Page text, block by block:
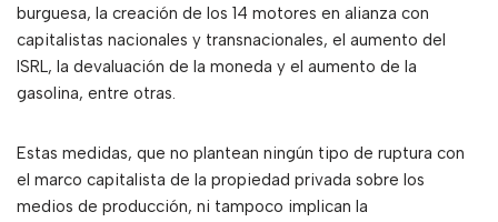
burguesa, la creación de los 14 motores en alianza con
capitalistas nacionales y transnacionales, el aumento del
ISRL, la devaluación de la moneda y el aumento de la
gasolina, entre otras.
Estas medidas, que no plantean ningún tipo de ruptura con
el marco capitalista de la propiedad privada sobre los
medios de producción, ni tampoco implican la